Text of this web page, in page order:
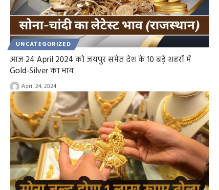
UNCATEGORIZED
आज 24 April 2024 को जयपुर समेत देश के 10 बड़े शहरों में
Gold-Silver का भाव
April 24, 2024